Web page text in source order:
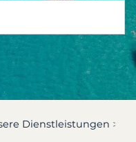
Dienstleistungen